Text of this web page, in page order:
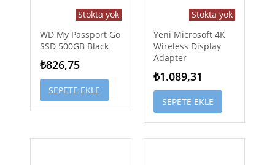
Stokta yok
WD My Passport Go
SSD 500GB Black
₺826,75
SEPETE EKLE
Stokta yok
Yeni Microsoft 4K
Wireless Display
Adapter
₺1.089,31
SEPETE EKLE